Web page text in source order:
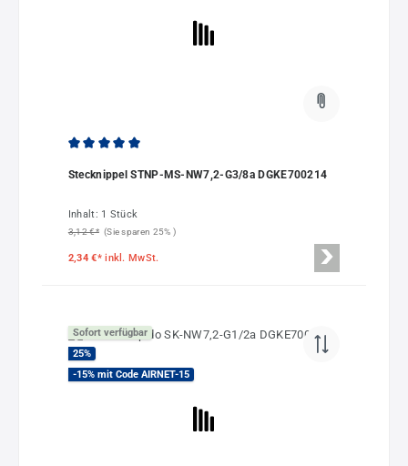
Stecknippel STNP-MS-NW7,2-G3/8a DGKE700214
Inhalt: 1 Stück
3,12 €* (Sie sparen 25% )
2,34 €*inkl. MwSt.
Sofort verfügbar
25%
-15% mit Code AIRNET-15